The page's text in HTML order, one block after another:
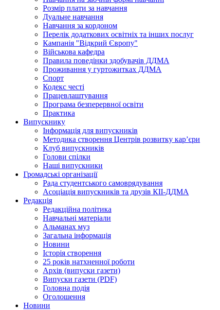
Розмір плати за навчання
Дуальне навчання
Навчання за кордоном
Перелік додаткових освітніх та інших послуг
Кампанія "Відкрий Європу"
Військова кафедра
Правила поведінки здобувачів ДДМА
Проживання у гуртожитках ДДМА
Спорт
Кодекс честі
Працевлаштування
Програма безперервної освіти
Практика
Випускнику
Інформація для випускників
Методика створення Центрів розвитку кар’єри
Клуб випускників
Голови спілки
Наші випускники
Громадські організації
Рада студентського самоврядування
Асоціація випускників та друзів КІІ-ДДМА
Редакція
Редакційна політика
Навчальні матеріали
Альманах муз
Загальна інформація
Новини
Історія створення
25 років натхненної роботи
Архів (випуски газети)
Випуски газети (PDF)
Головна подія
Оголошення
Новини